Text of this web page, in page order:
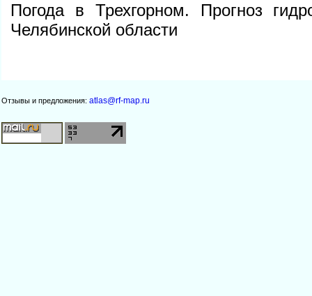
Погода в Трехгорном. Прогноз
Челябинской области
Отзывы и предложения: atlas@rf-map.ru